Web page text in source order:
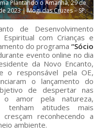
Plantando o Amanhã, 29 de
2023 | Mogi das Cruzes – SP.
de Desenvolvimento
com Crianças e
do programa“Sócio
evento online no dia
da Novo Encanto,
o responsável pela OE,
o lançamento do
de despertar nas
amor pela natureza,
tenham atitudes mais
reconhecendo a
ambiente.